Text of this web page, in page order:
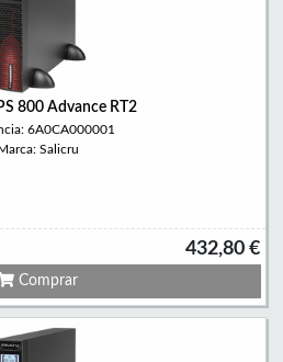
800 Advance RT2
6A0CA000001
Salicru
432,80 €
Comprar